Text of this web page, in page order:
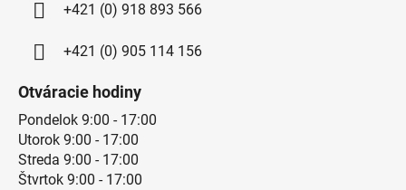
+421 (0) 918 893 566
+421 (0) 905 114 156
Otváracie hodiny
Pondelok 9:00 - 17:00
Utorok 9:00 - 17:00
Streda 9:00 - 17:00
Štvrtok 9:00 - 17:00